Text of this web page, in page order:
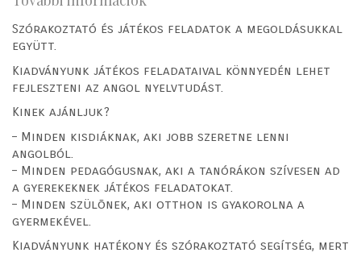
Szórakoztató és játékos feladatok a megoldásukkal
együtt.
Kiadványunk játékos feladataival könnyedén lehet
fejleszteni az angol nyelvtudást.
Kinek ajánljuk?
– Minden kisdiáknak, aki jobb szeretne lenni
angolból.
– Minden pedagógusnak, aki a tanórákon szívesen ad
a gyerekeknek játékos feladatokat.
– Minden szülõnek, aki otthon is gyakorolna a
gyermekével.
Kiadványunk hatékony és szórakoztató segítség, mert